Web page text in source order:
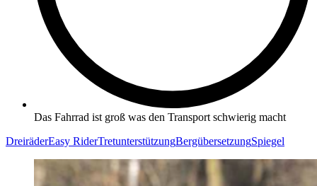
Das Fahrrad ist groß was den Transport schwierig macht
DreiräderEasy RiderTretunterstützungBergübersetzungSpiegel